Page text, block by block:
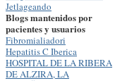
Jetlageando
Blogs mantenidos por
pacientes y usuarios
Fibromialiadori
Hepatitis C Iberica
HOSPITAL DE LA RIBERA
DE ALZIRA, LA